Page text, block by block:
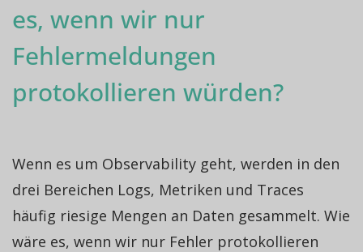
es, wenn wir nur
Fehlermeldungen
protokollieren würden?
Wenn es um Observability geht, werden in den
drei Bereichen Logs, Metriken und Traces
häufig riesige Mengen an Daten gesammelt. Wie
wäre es, wenn wir nur Fehler protokollieren